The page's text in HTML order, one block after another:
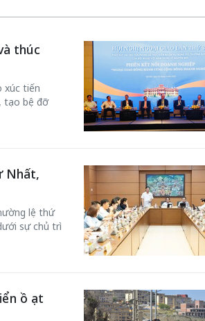
thúc
xúc tiến
tạo bệ đỡ
Nhất,
lệ thứ
sự chủ trì
ồ ạt